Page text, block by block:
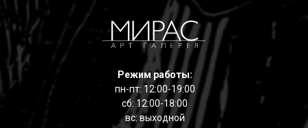
Режим работы:
пн-пт: 12:00-19:00
сб: 12:00-18:00
вс: выходной